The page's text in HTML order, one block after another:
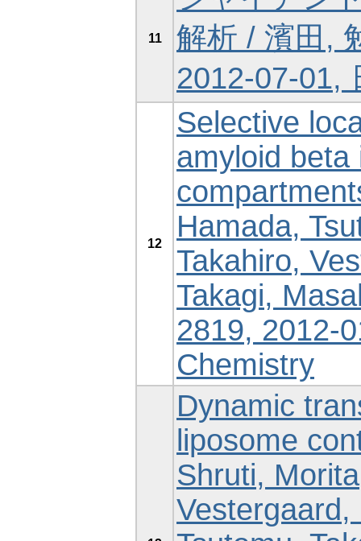
11
解析 / 濱田,
2012-07-01,
12
Selective
amyloid beta
Hamada,
Takahiro,
Takagi,
2819, 2012-
Chemistry
Dynamic
liposome
Shruti,
Vestergaard,